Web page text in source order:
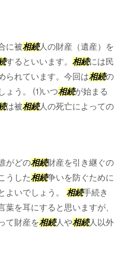
に被相続人の財産（遺産）を
するといいます。 相続には民
られています。今回は相続の
ょう。 ⑴いつ相続が始まる
は被相続人の死亡によっての
がどの相続財産を引き継ぐの
うした相続争いを防ぐために
よいでしょう。 相続手続き
を耳にすると思いますが、
て財産を相続人や相続人以外